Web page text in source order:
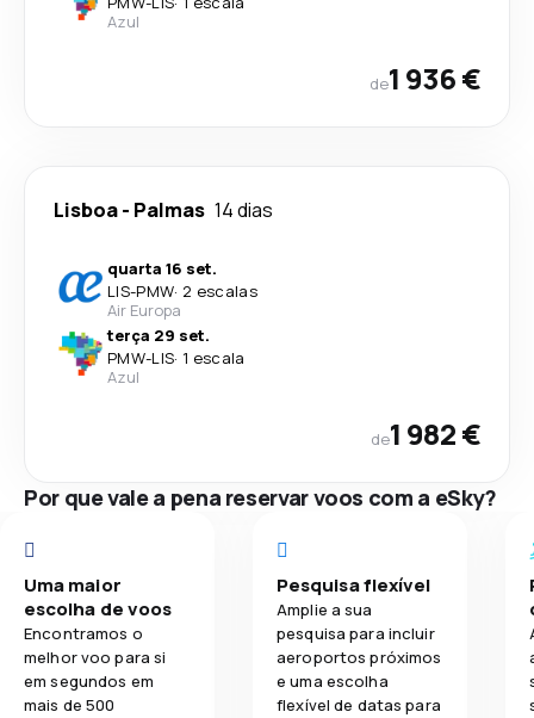
Azul
de1 936 €
Lisboa- Palmas 14 dias
quarta 16 set.
LIS-PMW· 2 escalas
Air Europa
terça 29 set.
PMW-LIS· 1 escala
Azul
de1 982 €
Por que vale a pena reservar voos com a eSky?
Uma maior
escolha de voos
Encontramos o
melhor voo para si
em segundos em
mais de 500
Pesquisa flexível
Amplie a sua
pesquisa para incluir
aeroportos próximos
e uma escolha
flexível de datas para